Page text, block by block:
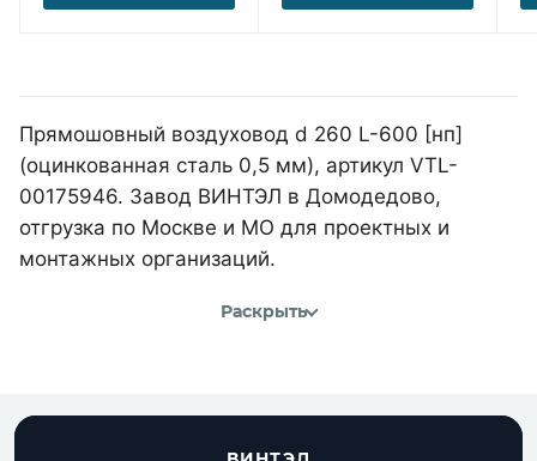
Прямошовный воздуховод d 260 L-600 [нп]
(оцинкованная сталь 0,5 мм), артикул VTL-
00175946. Завод ВИНТЭЛ в Домодедово,
отгрузка по Москве и МО для проектных и
монтажных организаций.
Раскрыть